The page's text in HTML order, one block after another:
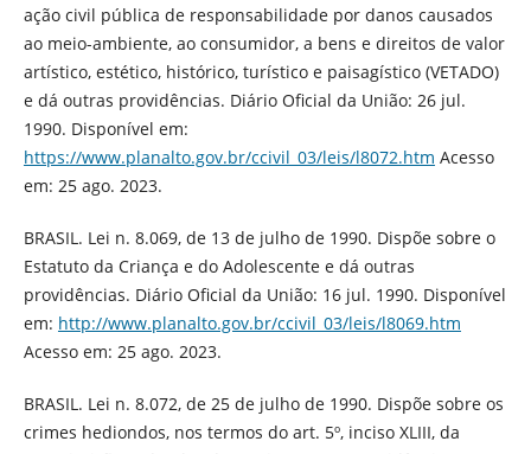
ação civil pública de responsabilidade por danos causados
ao meio-ambiente, ao consumidor, a bens e direitos de valor
artístico, estético, histórico, turístico e paisagístico (VETADO)
e dá outras providências. Diário Oficial da União: 26 jul.
1990. Disponível em:
https://www.planalto.gov.br/ccivil_03/leis/l8072.htm Acesso
em: 25 ago. 2023.
BRASIL. Lei n. 8.069, de 13 de julho de 1990. Dispõe sobre o
Estatuto da Criança e do Adolescente e dá outras
providências. Diário Oficial da União: 16 jul. 1990. Disponível
em: http://www.planalto.gov.br/ccivil_03/leis/l8069.htm
Acesso em: 25 ago. 2023.
BRASIL. Lei n. 8.072, de 25 de julho de 1990. Dispõe sobre os
crimes hediondos, nos termos do art. 5º, inciso XLIII, da